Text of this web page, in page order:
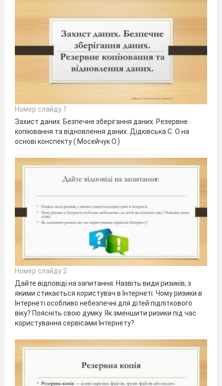
Номер слайду 1
Захист даних. Безпечне зберігання даних. Резервне
копіювання та відновлення даних. Дідківська С. О на
основі конспекту ( Мосейчук О.)
Номер слайду 2
Дайте відповіді на запитання: Назвіть види ризиків, з
якими стикається користувач в Інтернеті. Чому ризики в
Інтернеті особливо небезпечні для дітей підліткового
віку? Поясніть свою думку. Як зменшити ризики під час
користування сервісами Інтернету?